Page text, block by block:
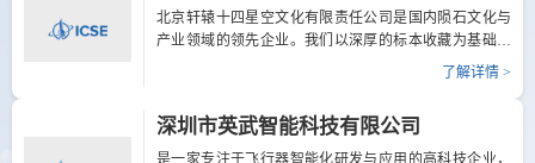
流程质量管控体系核心产品包括：1. 航空箱：铝合
金/ABS面板，内置防震缓冲泡棉，适配精密仪器、电子
箱：涵盖实木熏蒸箱、免熏蒸胶合板箱、重型设备木
求。3. 钢边箱：镀锌钢带+环保板材，无钉折叠结构，免
熏蒸可直接出口...
北京轩辕十四星空文化有限责任公司是国内陨石文化与
产业领域的领先企业。我们以深厚的标本收藏为基础，
构建了覆盖文化、教育、科研与商业的完整产业生态。·
活动，传播星空文化。· 专业教育与合作： 与国检培训
共建“北京陨石实训基地”，联合开发并主讲《陨石鉴定
了解详情 >
深圳市英武智能科技有限公司